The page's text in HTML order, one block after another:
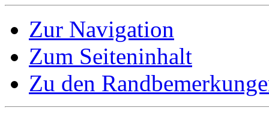
Zur Navigation
Zum Seiteninhalt
Zu den